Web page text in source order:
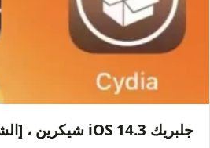
جلبريك iOS 14.3 شيكرين ، [الشرح التفصيلي]